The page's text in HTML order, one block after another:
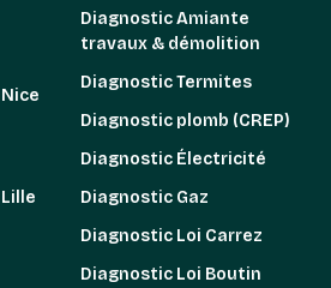
Diagnostic Amiante
travaux & démolition
Diagnostic Termites
Diagnostic plomb (CREP)
Diagnostic Électricité
Diagnostic Gaz
Diagnostic Loi Carrez
Diagnostic Loi Boutin